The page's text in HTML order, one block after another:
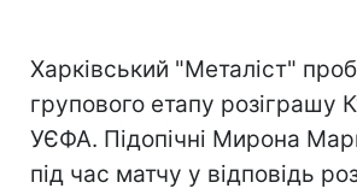
Харківський "Металіст"
групового етапу розіграшу
УЄФА. Підопічні Мирона
під час матчу у відповідь